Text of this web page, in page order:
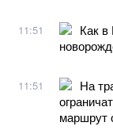
11:51
Как в
11:51
На
маршрут